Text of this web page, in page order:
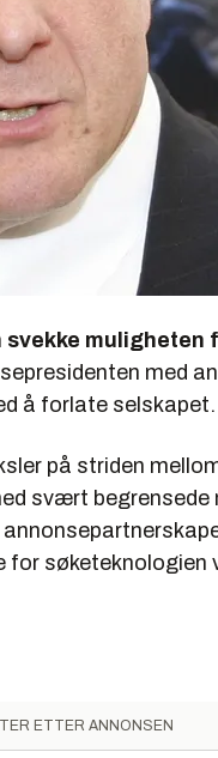
svekke muligheten
med
å forlate selskapet.
på striden
svært begrensede
søketeknologien
ETTER ANNONSEN